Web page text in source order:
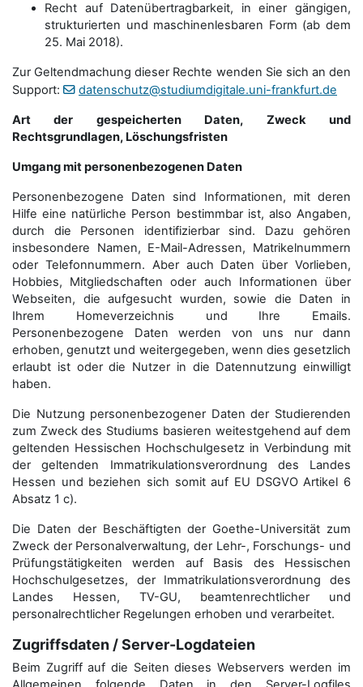
Recht auf Datenübertragbarkeit, in einer gängigen,
strukturierten und maschinenlesbaren Form (ab dem
25. Mai 2018).
Zur Geltendmachung dieser Rechte wenden Sie sich an den
Support:
datenschutz@studiumdigitale.uni-frankfurt.de
Art der gespeicherten Daten, Zweck und
Rechtsgrundlagen, Löschungsfristen
Umgang mit personenbezogenen Daten
Personenbezogene Daten sind Informationen, mit deren
Hilfe eine natürliche Person bestimmbar ist, also Angaben,
durch die Personen identifizierbar sind. Dazu gehören
insbesondere Namen, E-Mail-Adressen, Matrikelnummern
oder Telefonnummern. Aber auch Daten über Vorlieben,
Hobbies, Mitgliedschaften oder auch Informationen über
Webseiten, die aufgesucht wurden, sowie die Daten in
Ihrem Homeverzeichnis und Ihre Emails.
Personenbezogene Daten werden von uns nur dann
erhoben, genutzt und weitergegeben, wenn dies gesetzlich
erlaubt ist oder die Nutzer in die Datennutzung einwilligt
haben.
Die Nutzung personenbezogener Daten der Studierenden
zum Zweck des Studiums basieren weitestgehend auf dem
geltenden Hessischen Hochschulgesetz in Verbindung mit
der geltenden Immatrikulationsverordnung des Landes
Hessen und beziehen sich somit auf EU DSGVO Artikel 6
Absatz 1 c).
Die Daten der Beschäftigten der Goethe-Universität zum
Zweck der Personal­verwaltung, der Lehr-, Forschungs- und
Prüfungstätigkeiten werden auf Basis des Hessischen
Hochschulgesetzes, der Immatrikulations­verordnung des
Landes Hessen, TV-GU, beamtenrechtlicher und
personalrechtlicher Regelungen erhoben und verarbeitet.
Zugriffsdaten / Server-Logdateien
Beim Zugriff auf die Seiten dieses Webservers werden im